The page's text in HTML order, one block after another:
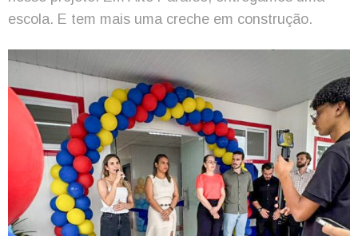
escola. E tem mais uma creche em construção.